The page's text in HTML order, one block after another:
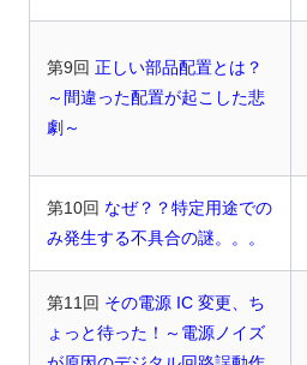
第9回正しい部品配置とは？
～間違った配置が起こした悲
劇～
第10回 なぜ？？特定用途での
み発生する不具合の謎。。。
第11回 その電源 IC 変更、ち
ょっと待った！～電源ノイズ